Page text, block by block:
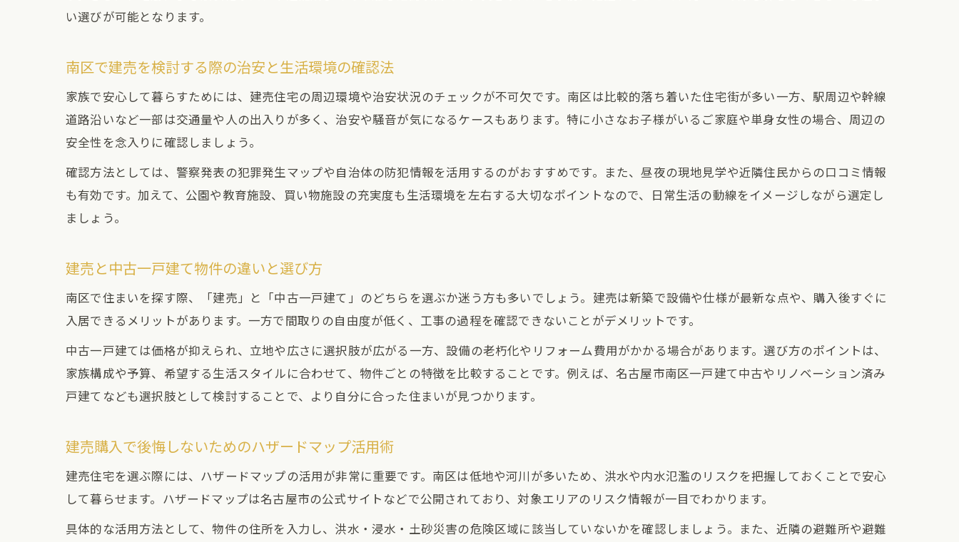
住みやすさ重視派が注目する建売の条件
住みやすい建売を選ぶための周辺環境チェック
建売購入時に重視すべき生活利便性のポイント
建売の住みやすさを左右する静かな住環境の選び方
建売住宅選びで失敗しないための治安確認法
南区で自分に合った建売を効率よく探す方法
建売選びで活用できる不動産サイトと情報源
い選びが可能となります。
南区で建売を検討する際の治安と生活環境の確認法
家族で安心して暮らすためには、建売住宅の周辺環境や治安状況のチェックが不可欠です。南区は比較的落ち着いた住宅街が多い一方、駅周辺や幹線
道路沿いなど一部は交通量や人の出入りが多く、治安や騒音が気になるケースもあります。特に小さなお子様がいるご家庭や単身女性の場合、周辺の
安全性を念入りに確認しましょう。
確認方法としては、警察発表の犯罪発生マップや自治体の防犯情報を活用するのがおすすめです。また、昼夜の現地見学や近隣住民からの口コミ情報
も有効です。加えて、公園や教育施設、買い物施設の充実度も生活環境を左右する大切なポイントなので、日常生活の動線をイメージしながら選定し
ましょう。
建売と中古一戸建て物件の違いと選び方
南区で住まいを探す際、「建売」と「中古一戸建て」のどちらを選ぶか迷う方も多いでしょう。建売は新築で設備や仕様が最新な点や、購入後すぐに
入居できるメリットがあります。一方で間取りの自由度が低く、工事の過程を確認できないことがデメリットです。
中古一戸建ては価格が抑えられ、立地や広さに選択肢が広がる一方、設備の老朽化やリフォーム費用がかかる場合があります。選び方のポイントは、
家族構成や予算、希望する生活スタイルに合わせて、物件ごとの特徴を比較することです。例えば、名古屋市南区一戸建て中古やリノベーション済み
戸建てなども選択肢として検討することで、より自分に合った住まいが見つかります。
建売購入で後悔しないためのハザードマップ活用術
建売住宅を選ぶ際には、ハザードマップの活用が非常に重要です。南区は低地や河川が多いため、洪水や内水氾濫のリスクを把握しておくことで安心
して暮らせます。ハザードマップは名古屋市の公式サイトなどで公開されており、対象エリアのリスク情報が一目でわかります。
具体的な活用方法として、物件の住所を入力し、洪水・浸水・土砂災害の危険区域に該当していないかを確認しましょう。また、近隣の避難所や避難